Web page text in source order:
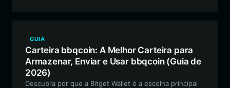
GUIA
Carteira bbqcoin: A Melhor Carteira para
Armazenar, Enviar e Usar bbqcoin (Guia de
2026)
Descubra por que a Bitget Wallet é a escolha principal